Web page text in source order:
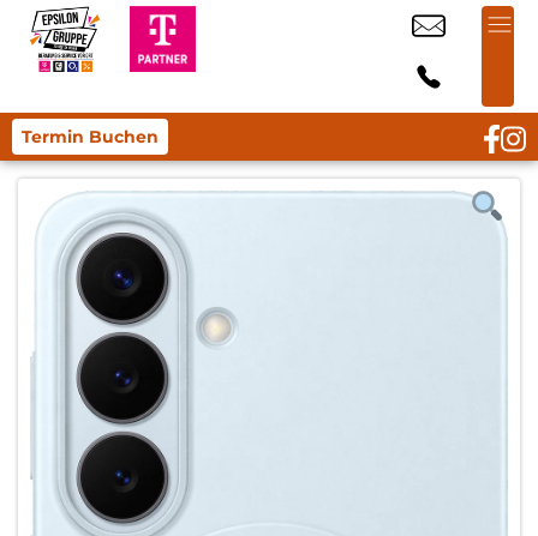
Termin Buchen